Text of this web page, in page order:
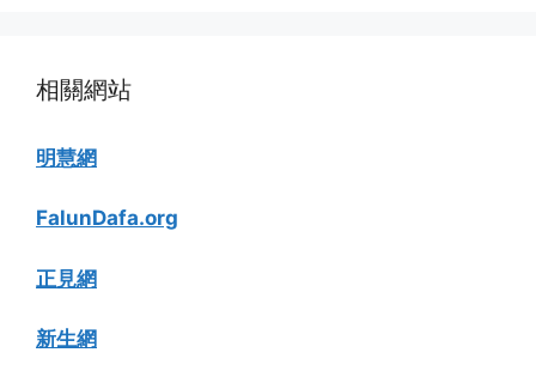
相關網站
明慧網
FalunDafa.org
正見網
新生網